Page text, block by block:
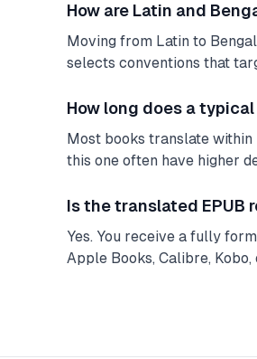
How are Latin and
Moving from Latin to
selects conventions that
How long does a
Most books translate within
this one often have higher
Is the translated EPUB
Yes. You receive a fully
Apple Books, Calibre,